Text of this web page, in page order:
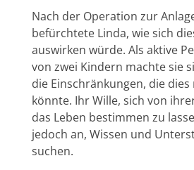
Nach der Operation zur
befürchtete Linda, wie sich
auswirken würde. Als aktive
von zwei Kindern machte sie
die Einschränkungen, die
könnte. Ihr Wille, sich von
das Leben bestimmen zu
jedoch an, Wissen und
suchen.